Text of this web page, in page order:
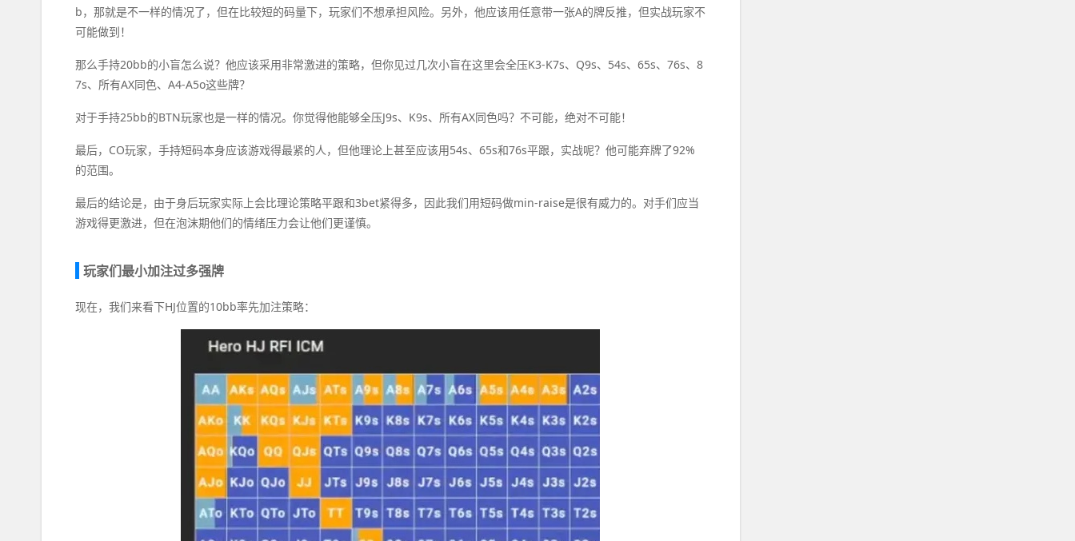
b，那就是不一样的情况了，但在比较短的码量下，玩家们不想承担风险。另外，他应该用任意带一张A的牌反推，但实战玩家不
可能做到！
那么手持20bb的小盲怎么说？他应该采用非常激进的策略，但你见过几次小盲在这里会全压K3-K7s、Q9s、54s、65s、76s、8
7s、所有AX同色、A4-A5o这些牌？
对于手持25bb的BTN玩家也是一样的情况。你觉得他能够全压J9s、K9s、所有AX同色吗？不可能，绝对不可能！
最后，CO玩家，手持短码本身应该游戏得最紧的人，但他理论上甚至应该用54s、65s和76s平跟，实战呢？他可能弃牌了92%
的范围。
最后的结论是，由于身后玩家实际上会比理论策略平跟和3bet紧得多，因此我们用短码做min-raise是很有威力的。对手们应当
游戏得更激进，但在泡沫期他们的情绪压力会让他们更谨慎。
玩家们最小加注过多强牌
现在，我们来看下HJ位置的10bb率先加注策略：